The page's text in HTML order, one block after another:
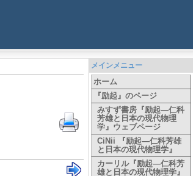
メインメニュー
ホーム
『励起』のページ
みすず書房『励起―仁科
芳雄と日本の現代物理
学』ウェブページ
CiNii 『励起―仁科芳雄
と日本の現代物理学』
カーリル『励起―仁科芳
雄と日本の現代物理学』